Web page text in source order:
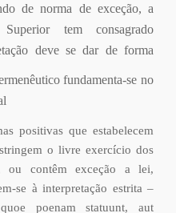
de norma de exceção, a
tem consagrado
deve se dar de forma
fundamenta-se no
positivas que estabelecem
o livre exercício dos
ou contêm exceção a lei,
se à interpretação estrita –
poenam statuunt, aut